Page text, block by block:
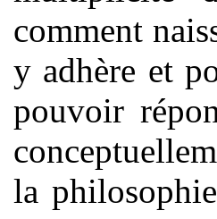
comment
y adhère et
pouvoir
la